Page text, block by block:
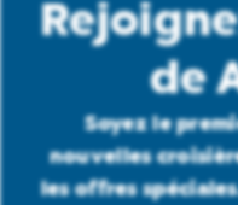
de
Soyez le
nouvelles
les offres